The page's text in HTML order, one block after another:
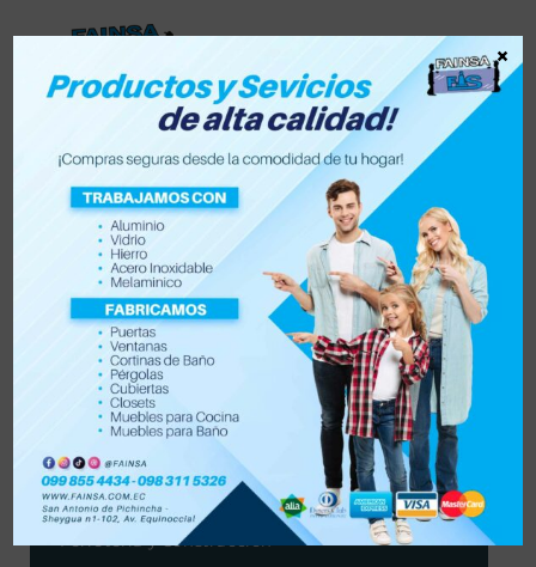
Lista de deseos
0
Tienda
Accesorios para vehículo y moto
Accesorios de hogar
Electrónica
Ferretería y Construcción
×